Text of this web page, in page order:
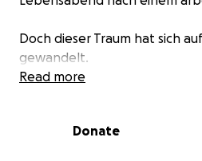
Doch dieser Traum hat sich
gewandelt.
Zureden ließ sie sich endlich
Read more
Donate